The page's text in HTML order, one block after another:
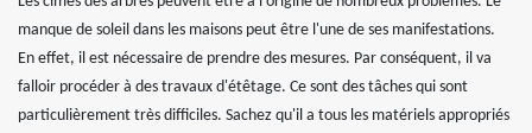
manque de soleil dans les maisons peut être l'une de ses manifestations.
En effet, il est nécessaire de prendre des mesures. Par conséquent, il va
falloir procéder à des travaux d'étêtage. Ce sont des tâches qui sont
particulièrement très difficiles. Sachez qu'il a tous les matériels appropriés